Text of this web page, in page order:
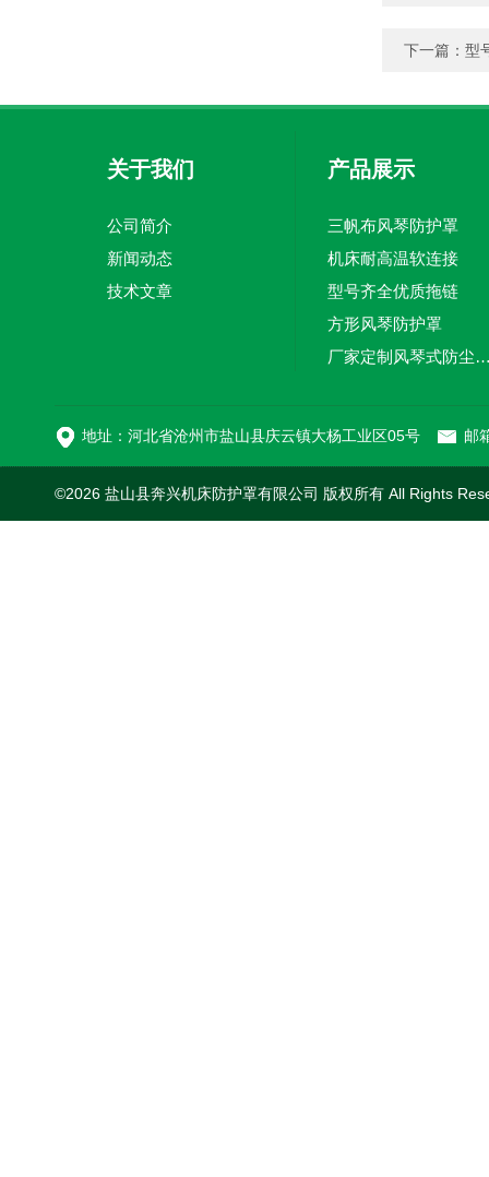
下一篇： 型
关于我们
公司简介
新闻动态
技术文章
产品展示
三帆布风琴防护罩
机床耐高温软连接
型号齐全优质拖链
方形风琴防护罩
厂家定制风琴式
地址：河北省沧州市盐山县庆云镇大杨工业区05号 邮
©2026 盐山县奔兴机床防护罩有限公司 版权所有 All Rights